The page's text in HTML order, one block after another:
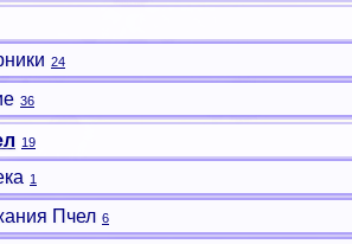
24
36
19
1
Пчел 6